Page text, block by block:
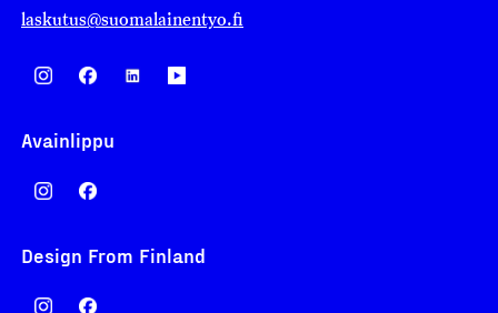
laskutus@suomalainentyo.fi
Avainlippu
Design From Finland